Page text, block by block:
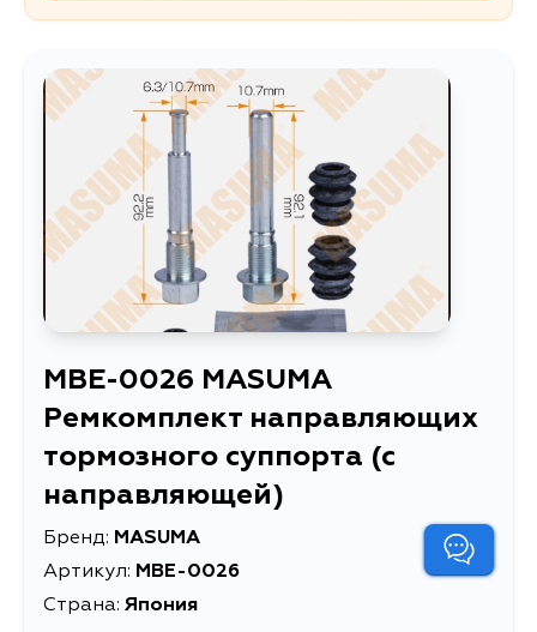
MBE-0026 MASUMA
Ремкомплект направляющих
тормозного суппорта (с
направляющей)
Бренд: MASUMA
Артикул: MBE-0026
Страна: Япония